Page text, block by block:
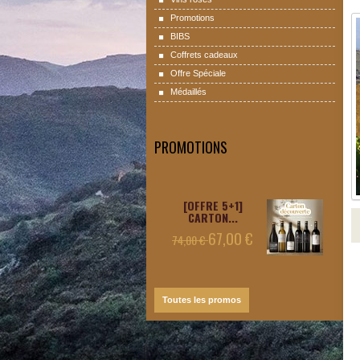
Promotions
BIBS
Coffrets cadeaux
Offre Spéciale
Médaillés
PROMOTIONS
[OFFRE 5+1]
CARTON...
74,00 €67,00 €
Toutes les promos